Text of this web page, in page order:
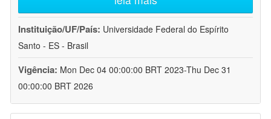
Instituição/UF/País: Universidade Federal do Espírito
Santo - ES - Brasil
Vigência: Mon Dec 04 00:00:00 BRT 2023-Thu Dec 31
00:00:00 BRT 2026